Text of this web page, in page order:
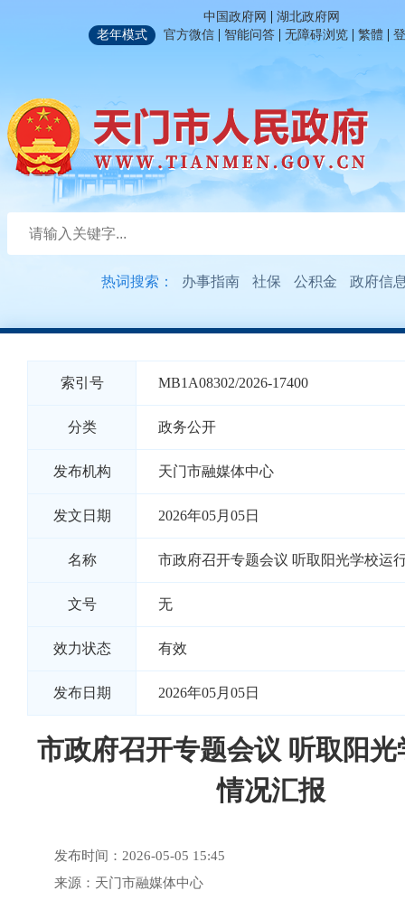
中国政府网 | 湖北政府网
老年模式
官方微信 | 智能问答 | 无障碍浏览 | 繁體 |
热词搜索： 办事指南 社保 公积金 政府信
索引号 MB1A08302/2026-17400
分类 政务公开
发布机构 天门市融媒体中心
发文日期 2026年05月05日
名称 市政府召开专题会议 听取阳光学校运
文号 无
效力状态 有效
发布日期 2026年05月05日
市政府召开专题会议 听取阳光
情况汇报
发布时间：2026-05-05 15:45
来源：天门市融媒体中心